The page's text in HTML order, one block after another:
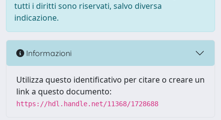
tutti i diritti sono riservati, salvo diversa
indicazione.
Informazioni
Utilizza questo identificativo per citare o creare un
link a questo documento:
https://hdl.handle.net/11368/1728688